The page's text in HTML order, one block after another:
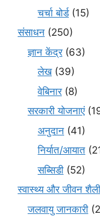
चर्चा बोर्ड(15)
संसाधन (250)
ज्ञान केंद्र(63)
लेख(39)
वेबिनार(8)
सरकारी योजनाएं
अनुदान (41)
निर्यात/आयात
सब्सिडी (52)
स्वास्थ्य और जीवन शैली
जलवायु जानकारी